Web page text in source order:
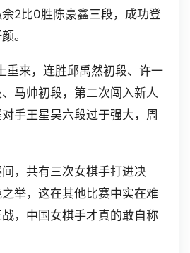
2比0胜陈豪鑫三段，成功登
。
重来，连胜邱禹然初段、许一
马帅初段，第二次闯入新人
手王星昊六段过于强大，周
，共有三次女棋手打进决
举，这在其他比赛中实在难
，中国女棋手才真的敢自称